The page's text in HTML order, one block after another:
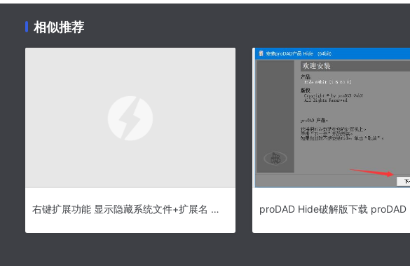
相似推荐
右键扩展功能 显示隐藏系统文件+扩展名 绿色版